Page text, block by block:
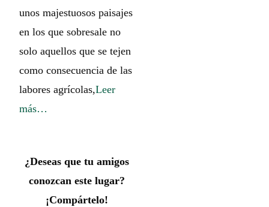
unos majestuosos paisajes
en los que sobresale no
solo aquellos que se tejen
como consecuencia de las
labores agrícolas,Leer
más…
¿Deseas que tu amigos
conozcan este lugar?
¡Compártelo!